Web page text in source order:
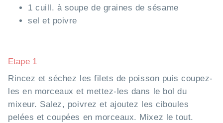
1 cuill. à soupe de graines de sésame
sel et poivre
Etape 1
Rincez et séchez les filets de poisson puis coupez-
les en morceaux et mettez-les dans le bol du
mixeur. Salez, poivrez et ajoutez les ciboules
pelées et coupées en morceaux. Mixez le tout.